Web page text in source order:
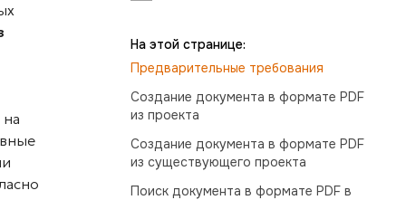
На этой странице:
Предварительные требования
Создание документа в формате PDF
из проекта
Создание документа в формате PDF
из существующего проекта
Поиск документа в формате PDF в